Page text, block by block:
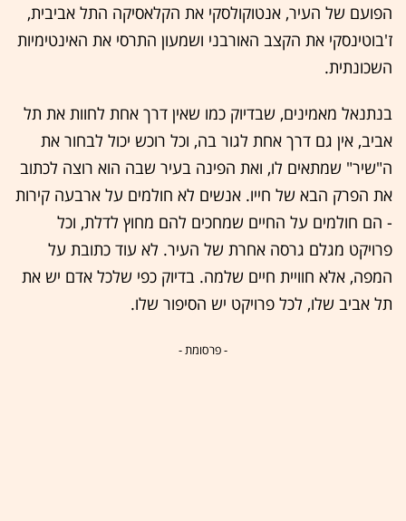
הפועם של העיר, אנטוקולסקי את הקלאסיקה התל אביבית,
ז'בוטינסקי את הקצב האורבני ושמעון התרסי את האינטימיות
השכונתית.
בנתנאל מאמינים, שבדיוק כמו שאין דרך אחת לחוות את תל
אביב, אין גם דרך אחת לגור בה, וכל רוכש יכול לבחור את
ה"שיר" שמתאים לו, ואת הפינה בעיר שבה הוא רוצה לכתוב
את הפרק הבא של חייו. אנשים לא חולמים על ארבעה קירות
- הם חולמים על החיים שמחכים להם מחוץ לדלת, וכל
פרויקט מגלם גרסה אחרת של העיר. לא עוד כתובת על
המפה, אלא חוויית חיים שלמה. בדיוק כפי שלכל אדם יש את
תל אביב שלו, לכל פרויקט יש הסיפור שלו.
- פרסומת -